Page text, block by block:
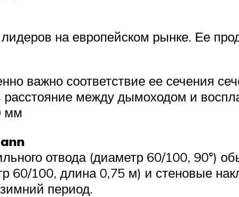
на европейском рынке. Ее
важно соответствие ее сечения
расстояние между дымоходом и
мм
отвода (диаметр 60/100, 90°)
60/100, длина 0,75 м) и стеновые
период.